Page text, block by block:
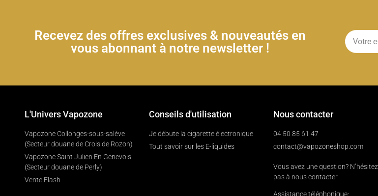
Recevez des offres exclusives & nouveautés en
vous abonnant à notre newsletter !
L'Univers Vapozone
Vapozone Collonges-sous-salève
(Secteur douane de Crois de Rozon)
Vapozone Saint Julien En Genevois
(Secteur douane de Perly)
Vente Flash
Conseils d'utilisation
Je débute la cigarette électronique
Tout savoir sur les E-liquides
Nous contacter
04 50 85 61 47
contact@vapozoneshop.com
Vous avez une question? N’hésitez
pas à nous contacter
Assistance téléphonique: